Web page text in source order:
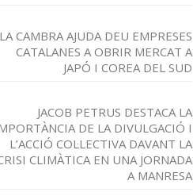
LA CAMBRA AJUDA DEU EMPRESES
CATALANES A OBRIR MERCAT A
JAPÓ I COREA DEL SUD
JACOB PETRUS DESTACA LA
DE LA DIVULGACIÓ I
L’ACCIÓ COL·LECTIVA DAVANT LA
CLIMÀTICA EN UNA JORNADA
A MANRESA